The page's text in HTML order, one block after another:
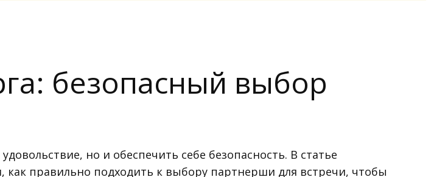
безопасный выбор
но и обеспечить себе безопасность. В статье
как правильно подходить к выбору партнерши для встречи, чтобы